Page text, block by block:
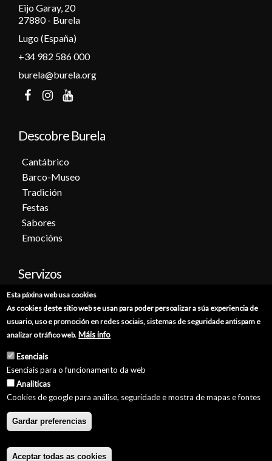
Eijo Garay, 20
27880 - Burela
Lugo (España)
+34 982 586 000
burela@burela.org
Descobre Burela
Cantábrico
Barco-Museo
Tradición
Festas
Sabores
Emocións
Servizos
Cita previa
Sede electrónica
Catálogo de trámites
Punto de información catastral
Punto Limpo
© Concello de Burela 2026 //
//GaliciaDigital
Esta páxina web usa cookies
As cookies deste sitio web se usan para poder persoalizar a súa experiencia de
usuario, uso e promoción en redes sociais, sistemas de seguridade antispam e
analizar o tráfico web. Máis info
Esenciais
Esenciais para o funcionamento da web
Analiticas
Cookies de google para análise, seguridade e mostra de mapas e fontes
Gardar preferencias
Aceptar todas as cookies